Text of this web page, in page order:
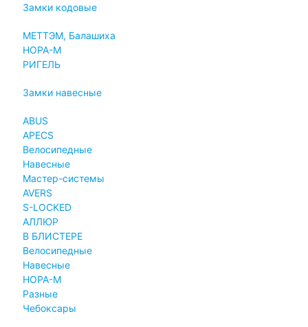
Замки кодовые
МЕТТЭМ, Балашиха
НОРА-М
РИГЕЛЬ
Замки навесные
ABUS
APECS
Велосипедные
Навесные
Мастер-системы
AVERS
S-LOCKED
АЛЛЮР
В БЛИСТЕРЕ
Велосипедные
Навесные
НОРА-М
Разные
Чебоксары